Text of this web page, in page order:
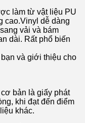
làm từ vật liệu PU
cao.Vinyl dễ dàng
vải và bám
dài. Rất phổ biến
và giới thiệu cho
bản là giấy phát
khi đạt đến điểm
khác.